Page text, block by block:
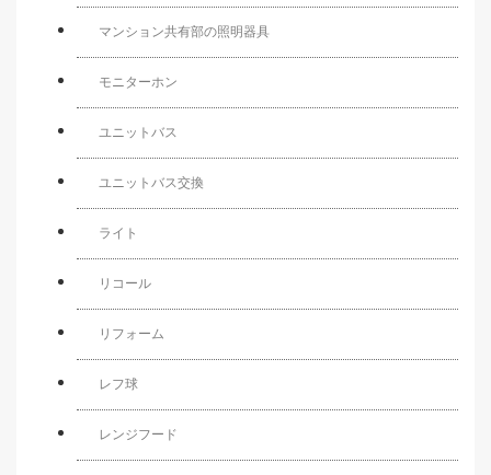
マンション共有部の照明器具
モニターホン
ユニットバス
ユニットバス交換
ライト
リコール
リフォーム
レフ球
レンジフード